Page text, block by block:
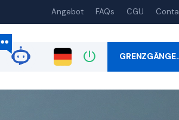
Angebot FAQs CGU